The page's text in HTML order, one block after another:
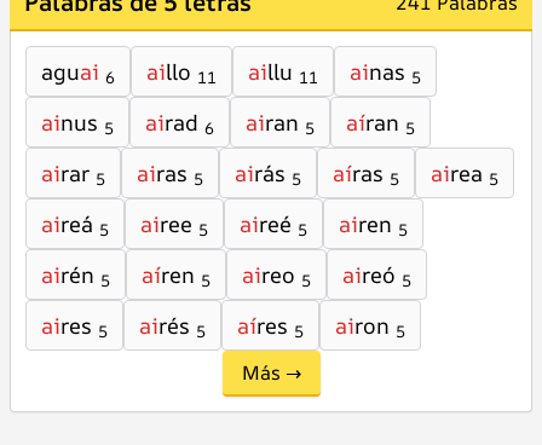
aguai 6 aillo 11 aillu 11 ainas 5
ainus 5 airad 6 airan 5 aíran 5
airar 5 airas 5 airás 5 aíras 5 airea 5
aireá 5 airee 5 aireé 5 airen 5
airén 5 aíren 5 aireo 5 aireó 5
aires 5 airés 5 aíres 5 airon 5
Más →